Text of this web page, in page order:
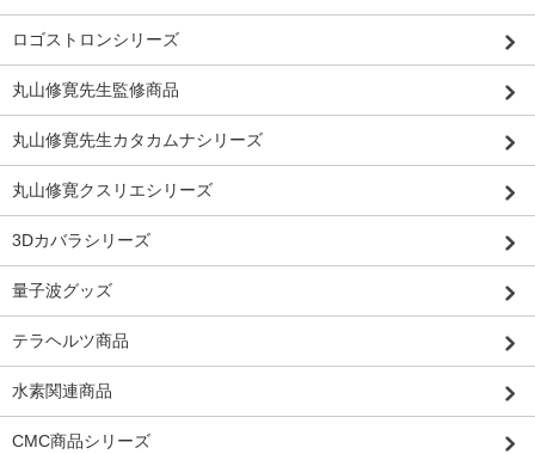
ロゴストロンシリーズ
丸山修寛先生監修商品
丸山修寛先生カタカムナシリーズ
丸山修寛クスリエシリーズ
3Dカバラシリーズ
量子波グッズ
テラヘルツ商品
水素関連商品
CMC商品シリーズ